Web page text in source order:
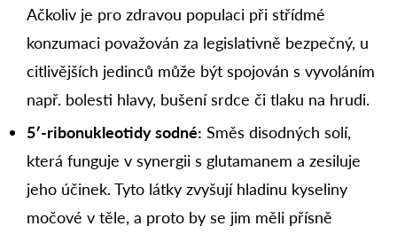
Ačkoliv je pro zdravou populaci při střídmé
konzumaci považován za legislativně bezpečný, u
citlivějších jedinců může být spojován s vyvoláním
např. bolesti hlavy, bušení srdce či tlaku na hrudi.
5′-ribonukleotidy sodné: Směs disodných solí,
která funguje v synergii s glutamanem a zesiluje
jeho účinek. Tyto látky zvyšují hladinu kyseliny
močové v těle, a proto by se jim měli přísně